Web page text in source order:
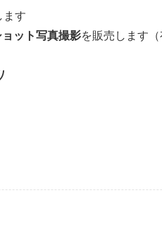
ます
ョット写真撮影を販売します（